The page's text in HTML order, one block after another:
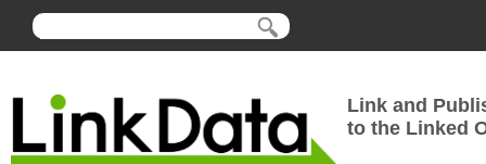
Link and
to the Linked